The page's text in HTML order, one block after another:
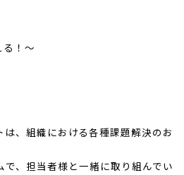
！～
は、組織における各種課題解決のお
、担当者様と一緒に取り組んでい